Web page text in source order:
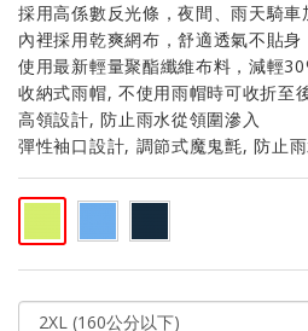
採用高係數反光條，夜間、雨天騎車
內裡採用乾爽網布，舒適透氣不貼身
使用最新輕量聚酯纖維布料，減輕
收納式雨帽, 不使用雨帽時可收折至
高領設計, 防止雨水從領圍滲入
彈性袖口設計, 調節式魔鬼氈, 防止